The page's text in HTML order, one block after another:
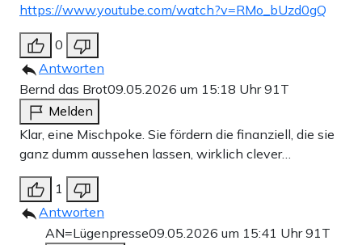
https://www.youtube.com/watch?v=RMo_bUzd0gQ
0
Antworten
Bernd das Brot09.05.2026 um 15:18 Uhr91T
Melden
Klar, eine Mischpoke. Sie fördern die finanziell, die sie
ganz dumm aussehen lassen, wirklich clever…
1
Antworten
AN=Lügenpresse09.05.2026 um 15:41 Uhr91T